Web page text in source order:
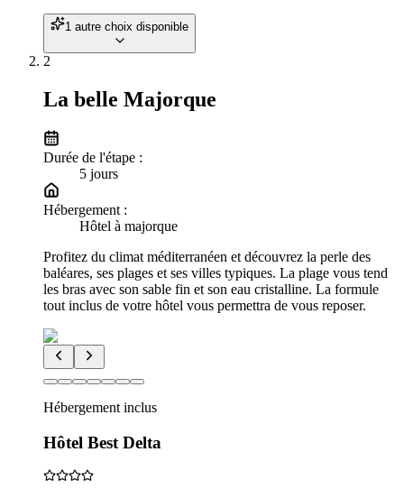
1 autre choix disponible
2
La belle Majorque
Durée de l'étape :
5 jours
Hébergement :
Hôtel à majorque
Profitez du climat méditerranéen et découvrez la perle des
baléares, ses plages et ses villes typiques. La plage vous tend
les bras avec son sable fin et son eau cristalline. La formule
tout inclus de votre hôtel vous permettra de vous reposer.
Hébergement inclus
Hôtel Best Delta